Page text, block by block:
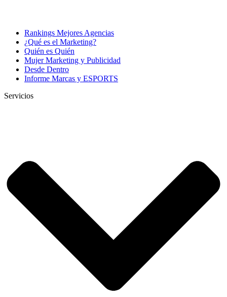
Rankings Mejores Agencias
¿Qué es el Marketing?
Quién es Quién
Mujer Marketing y Publicidad
Desde Dentro
Informe Marcas y ESPORTS
Servicios